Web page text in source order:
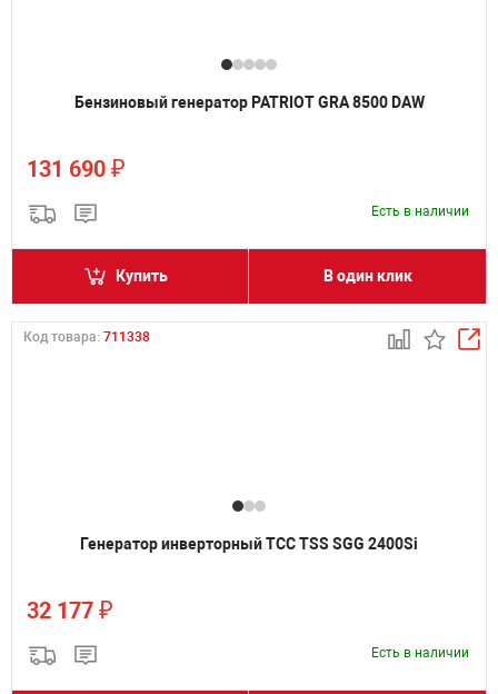
Бензиновый генератор PATRIOT GRA 8500 DAW
131 690 ₽
Есть в наличии
Купить В один клик
Код товара: 711338
Генератор инверторный ТСС TSS SGG 2400Si
32 177 ₽
Есть в наличии